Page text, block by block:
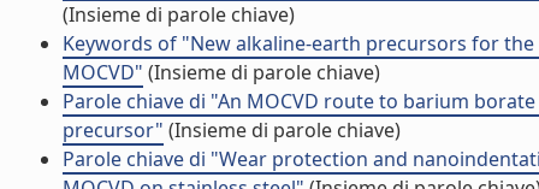
(Insieme di parole chiave)
Keywords of "New alkaline-earth precursors for
MOCVD" (Insieme di parole chiave)
Parole chiave di "An MOCVD route to barium
precursor" (Insieme di parole chiave)
Parole chiave di "Wear protection and